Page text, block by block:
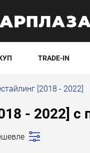
TRADE-IN
[2018 - 2022]
- 2022] с